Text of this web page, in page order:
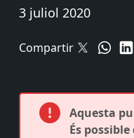
3 juliol 2020
Compartir
Aquesta
És